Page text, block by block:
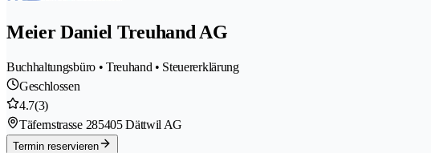
Meier Daniel Treuhand AG
Buchhaltungsbüro • Treuhand • Steuererklärung
Geschlossen
4.7(3)
Täfernstrasse 285405 Dättwil AG
Termin reservieren